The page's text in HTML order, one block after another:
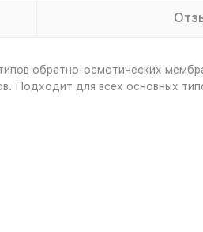
обратно-осмотических
Подходит для всех основных